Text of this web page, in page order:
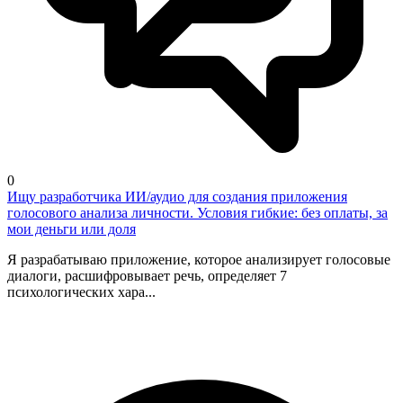
0
Ищу разработчика ИИ/аудио для создания приложения
голосового анализа личности. Условия гибкие: без оплаты, за
мои деньги или доля
Я разрабатываю приложение, которое анализирует голосовые
диалоги, расшифровывает речь, определяет 7
психологических хара...